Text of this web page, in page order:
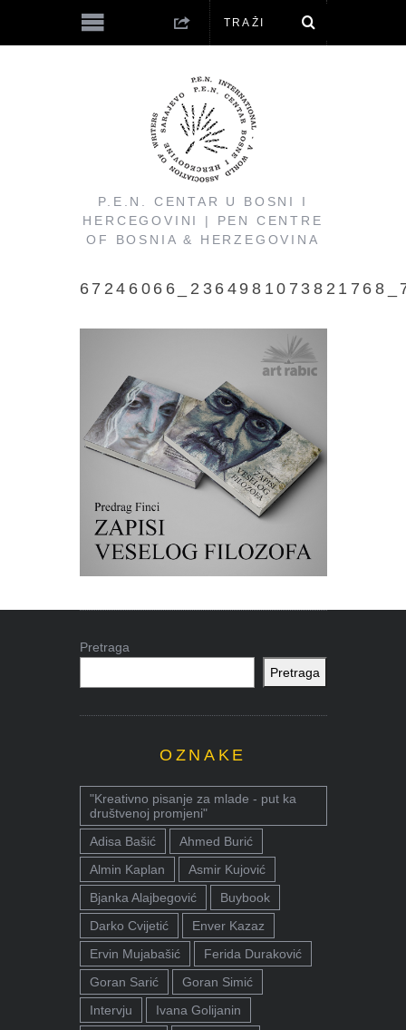
P.E.N. CENTAR U BOSNI I
HERCEGOVINI | PEN CENTRE
OF BOSNIA & HERZEGOVINA
Pretraga
Pretraga
OZNAKE
"Kreativno pisanje za mlade - put ka
društvenoj promjeni"
Adisa Bašić
Ahmed Burić
Almin Kaplan
Asmir Kujović
Bjanka Alajbegović
Buybook
Darko Cvijetić
Enver Kazaz
Ervin Mujabašić
Ferida Duraković
Goran Sarić
Goran Simić
Intervju
Ivana Golijanin